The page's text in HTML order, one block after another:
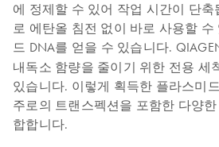
에 정제할 수 있어 작업 시간이 단
로 에탄올 침전 없이 바로 사용할
드 DNA를 얻을 수 있습니다.
내독소 함량을 줄이기 위한 전용 세
있습니다. 이렇게 획득한 플라스미
주로의 트랜스펙션을 포함한 다양
합합니다.